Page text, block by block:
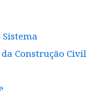
Construção Civil